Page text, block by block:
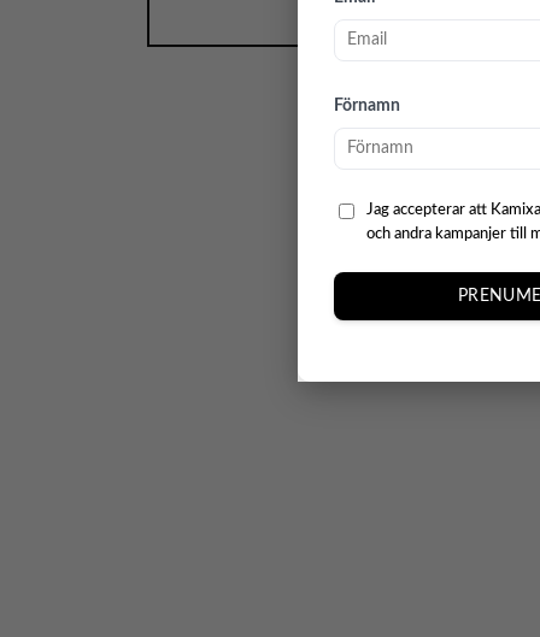
Förnamn
Jag accepterar att
och andra kampanjer till